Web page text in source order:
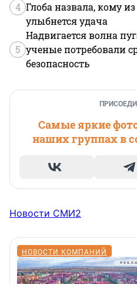
4 Глоба назвала, кому
улыбнется удача
5
Надвигается волна
ученые потребовали
безопасность
Самые яркие
наших группах в
Новости СМИ2
НОВОСТИ КОМПАНИЙ